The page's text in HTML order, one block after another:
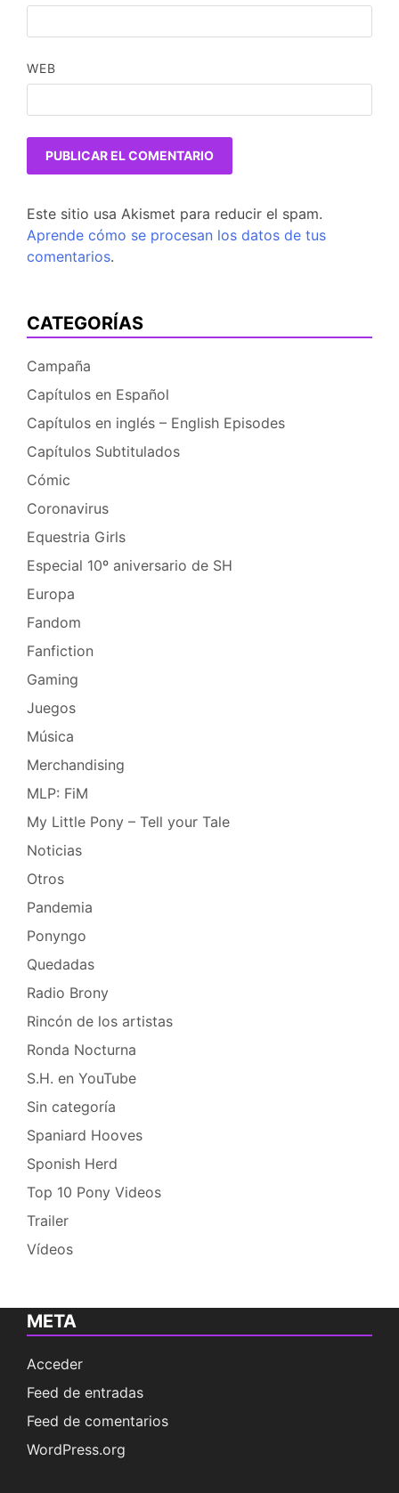
WEB
Este sitio usa Akismet para reducir el spam.
Aprende cómo se procesan los datos de tus
comentarios.
CATEGORÍAS
Campaña
Capítulos en Español
Capítulos en inglés – English Episodes
Capítulos Subtitulados
Cómic
Coronavirus
Equestria Girls
Especial 10º aniversario de SH
Europa
Fandom
Fanfiction
Gaming
Juegos
Música
Merchandising
MLP: FiM
My Little Pony – Tell your Tale
Noticias
Otros
Pandemia
Ponyngo
Quedadas
Radio Brony
Rincón de los artistas
Ronda Nocturna
S.H. en YouTube
Sin categoría
Spaniard Hooves
Sponish Herd
Top 10 Pony Videos
Trailer
Vídeos
META
Acceder
Feed de entradas
Feed de comentarios
WordPress.org